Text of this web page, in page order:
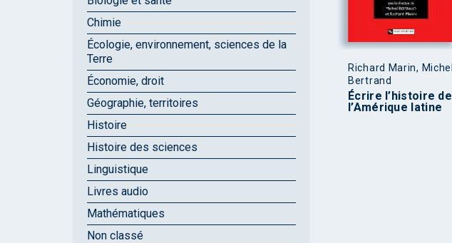
Richard Marin, Michel
Bertrand
Écrire l’histoire de
l’Amérique latine
Chimie
Écologie, environnement, sciences de la
Terre
Économie, droit
Géographie, territoires
Histoire
Histoire des sciences
Linguistique
Livres audio
Mathématiques
Non classé